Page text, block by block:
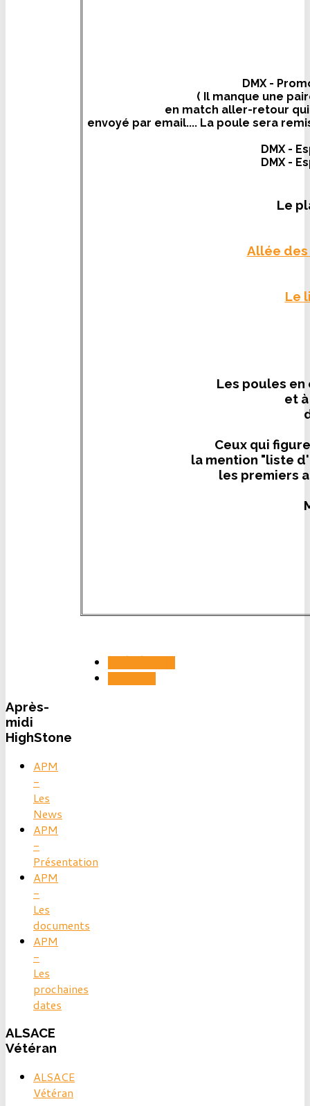
DMX -
( Il manque une
en match aller-retour
envoyé par email.... La poule sera
DMX -
DMX -
Le
Allée des
Le
Les poules
et
Ceux qui
la mention "liste
les premiers
Après-
midi
HighStone
APM
-
Les
News
APM
-
Présentation
APM
-
Les
documents
APM
-
Les
prochaines
dates
ALSACE
Vétéran
ALSACE
Vétéran